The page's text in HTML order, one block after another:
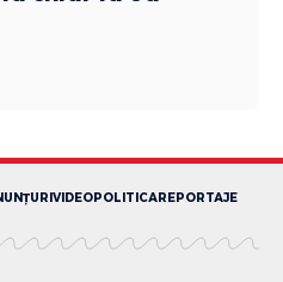
VIDEOPOLITICAREPORTAJE